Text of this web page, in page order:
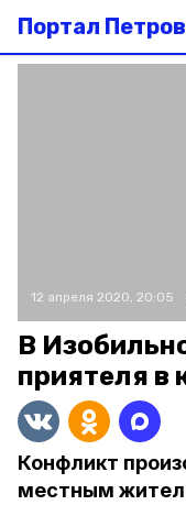
Портал
12 апреля 2020, 20:05
В
приятеля в
Конфликт
местным